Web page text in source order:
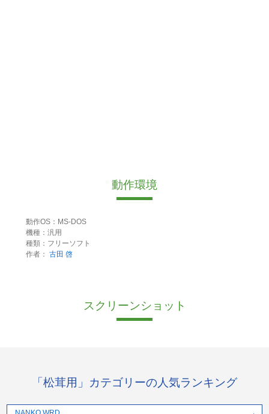
動作環境
動作OS：MS-DOS
機種：汎用
種類：フリーソフト
作者： 古田 啓
スクリーンショット
「松茸用」カテゴリーの人気ランキング